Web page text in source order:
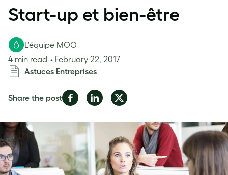
Start-up et bien-être
L'équipe MOO
4 min read
February 22, 2017
Astuces Entreprises
Share the postShare
Facebook
Share
LinkedIn
Share
Twitter